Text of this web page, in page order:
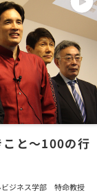
こと～100の行
ビジネス学部 特命教授